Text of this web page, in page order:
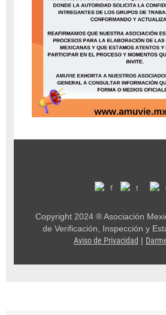
Copyright 2024 ® Asociación
de Verificación, Inspección y
Aviso de Privacidad |